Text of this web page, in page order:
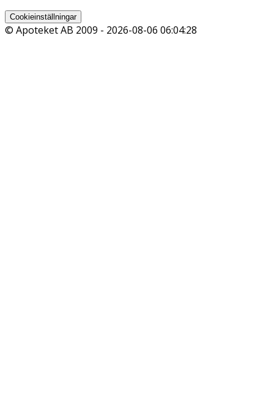
Cookieinställningar
© Apoteket AB 2009 - 2026-08-06 06:04:28